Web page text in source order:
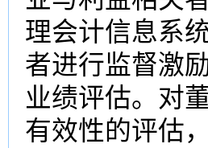
理会计信息系
者进行监督激
业绩评估。对
有效性的评估